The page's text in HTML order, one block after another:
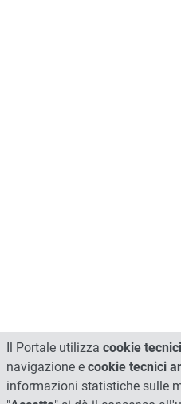
Il Portale utilizza cookie
navigazione e cookie tecnici
informazioni statistiche sulle